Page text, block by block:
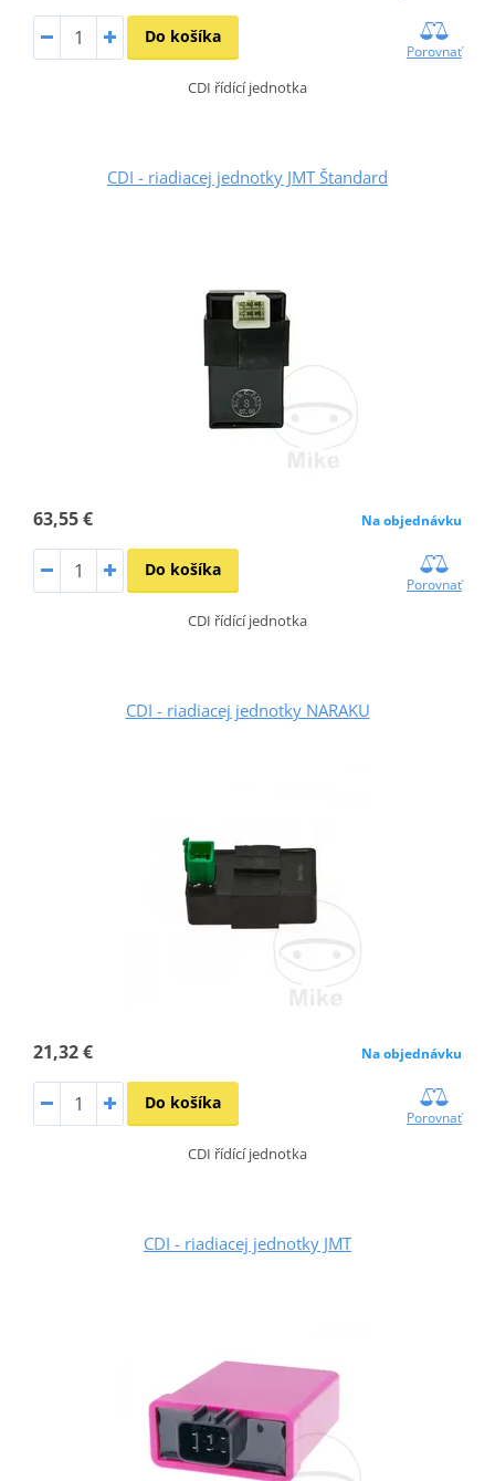
Do košíka
Porovnať
CDI řídící jednotka
CDI - riadiacej jednotky JMT Štandard
63,55 € Na objednávku
Do košíka
Porovnať
CDI řídící jednotka
CDI - riadiacej jednotky NARAKU
21,32 € Na objednávku
Do košíka
Porovnať
CDI řídící jednotka
CDI - riadiacej jednotky JMT